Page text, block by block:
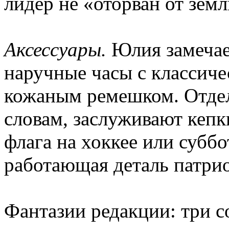
Аксессуары. Юлия
наручные часы с
кожаным ремешком.
словам, заслуживают
флага на хоккее или
работающая деталь
Фантазии редакции: три